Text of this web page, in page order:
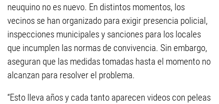
neuquino no es nuevo. En distintos momentos, los
vecinos se han organizado para exigir presencia policial,
inspecciones municipales y sanciones para los locales
que incumplen las normas de convivencia. Sin embargo,
aseguran que las medidas tomadas hasta el momento no
alcanzan para resolver el problema.
“Esto lleva años y cada tanto aparecen videos con peleas